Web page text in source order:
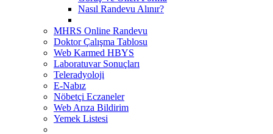
Nasıl Randevu Alınır?
MHRS Online Randevu
Doktor Çalışma Tablosu
Web Karmed HBYS
Laboratuvar Sonuçları
Teleradyoloji
E-Nabız
Nöbetçi Eczaneler
Web Arıza Bildirim
Yemek Listesi